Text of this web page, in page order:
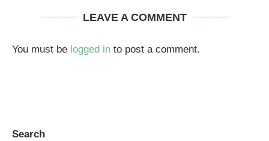
LEAVE A COMMENT
You must be logged in to post a comment.
Search